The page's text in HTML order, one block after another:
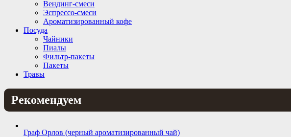
Вендинг-смеси
Эспрессо-смеси
Ароматизированный кофе
Посуда
Чайники
Пиалы
Фильтр-пакеты
Пакеты
Травы
Рекомендуем
Граф Орлов (черный ароматизированный чай)